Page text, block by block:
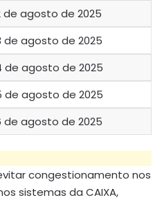
de agosto de 2025
de agosto de 2025
de agosto de 2025
de agosto de 2025
de agosto de 2025
congestionamento nos
sistemas da CAIXA,